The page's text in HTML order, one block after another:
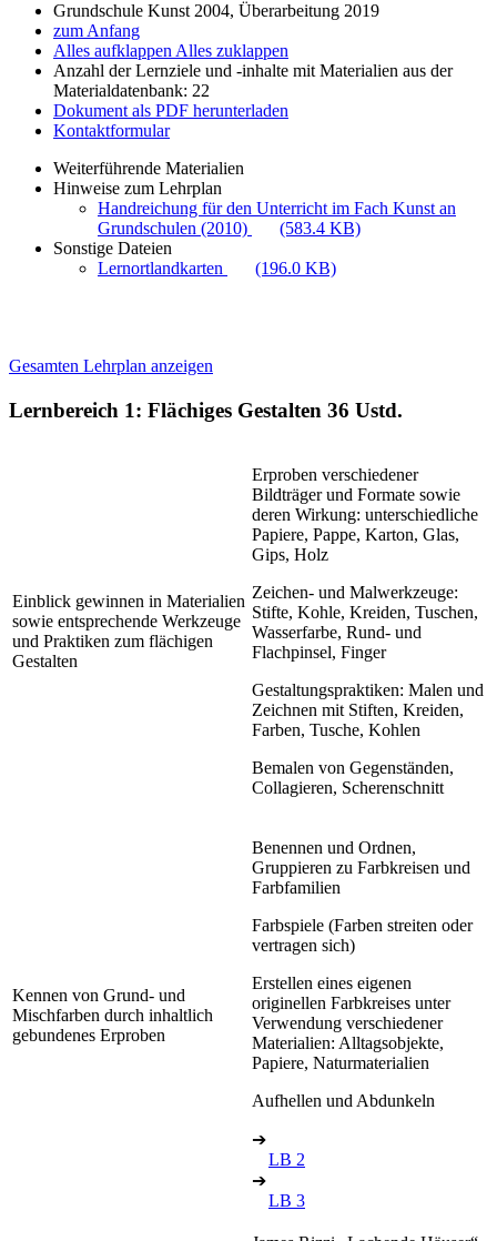
Grundschule Kunst 2004, Überarbeitung 2019
zum Anfang
Alles aufklappen Alles zuklappen
Anzahl der Lernziele und -inhalte mit Materialien aus der
Materialdatenbank: 22
Dokument als PDF herunterladen
Kontaktformular
Weiterführende Materialien
Hinweise zum Lehrplan
Handreichung für den Unterricht im Fach Kunst an
Grundschulen (2010)
(583.4 KB)
Sonstige Dateien
Lernortlandkarten
(196.0 KB)
Gesamten Lehrplan anzeigen
Lernbereich 1: Flächiges Gestalten 36 Ustd.
Einblick gewinnen in Materialien
sowie entsprechende Werkzeuge
und Praktiken zum flächigen
Gestalten
Erproben verschiedener
Bildträger und Formate sowie
deren Wirkung: unterschiedliche
Papiere, Pappe, Karton, Glas,
Gips, Holz
Zeichen- und Malwerkzeuge:
Stifte, Kohle, Kreiden, Tuschen,
Wasserfarbe, Rund- und
Flachpinsel, Finger
Gestaltungspraktiken: Malen und
Zeichnen mit Stiften, Kreiden,
Farben, Tusche, Kohlen
Bemalen von Gegenständen,
Collagieren, Scherenschnitt
Kennen von Grund- und
Mischfarben durch inhaltlich
gebundenes Erproben
Benennen und Ordnen,
Gruppieren zu Farbkreisen und
Farbfamilien
Farbspiele (Farben streiten oder
vertragen sich)
Erstellen eines eigenen
originellen Farbkreises unter
Verwendung verschiedener
Materialien: Alltagsobjekte,
Papiere, Naturmaterialien
Aufhellen und Abdunkeln
➔
LB 2
➔
LB 3